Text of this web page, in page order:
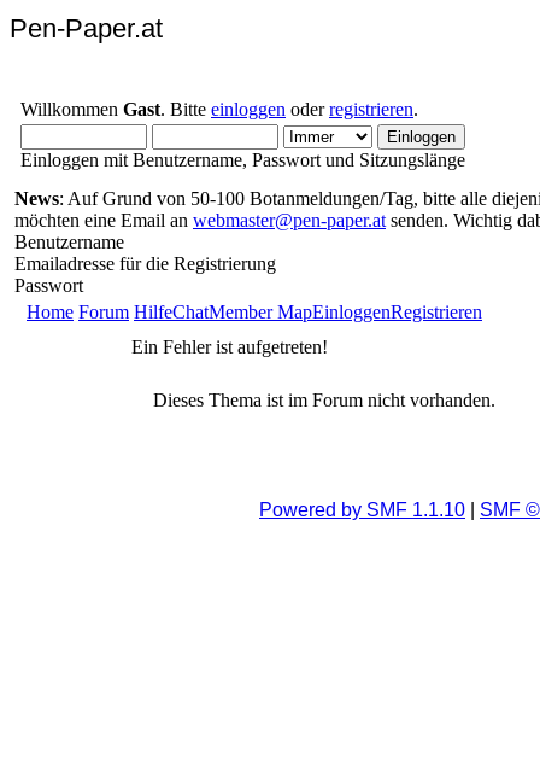
Pen-Paper.at
Willkommen Gast. Bitte einloggen oderregistrieren.
Einloggen mit Benutzername, Passwort und Sitzungslänge
News: Auf Grund von 50-100 Botanmeldungen/Tag, bitte alle
möchten eine Email an webmaster@pen-paper.at senden. Wichtig
Benutzername
Emailadresse für die Registrierung
Passwort
Home Forum HilfeChatMember MapEinloggenRegistrieren
Ein Fehler ist aufgetreten!
Dieses Thema ist im Forum nicht vorhanden.
Powered by SMF 1.1.10 SMF